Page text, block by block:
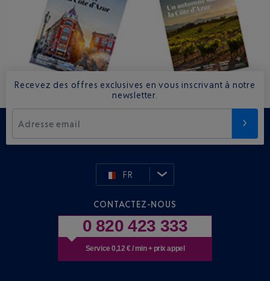
Recevez des offres exclusives en vous inscrivant à notre
newsletter.
Adresse email
FR
CONTACTEZ-NOUS
0 820 423 333
Service 0,12 € / min + prix appel